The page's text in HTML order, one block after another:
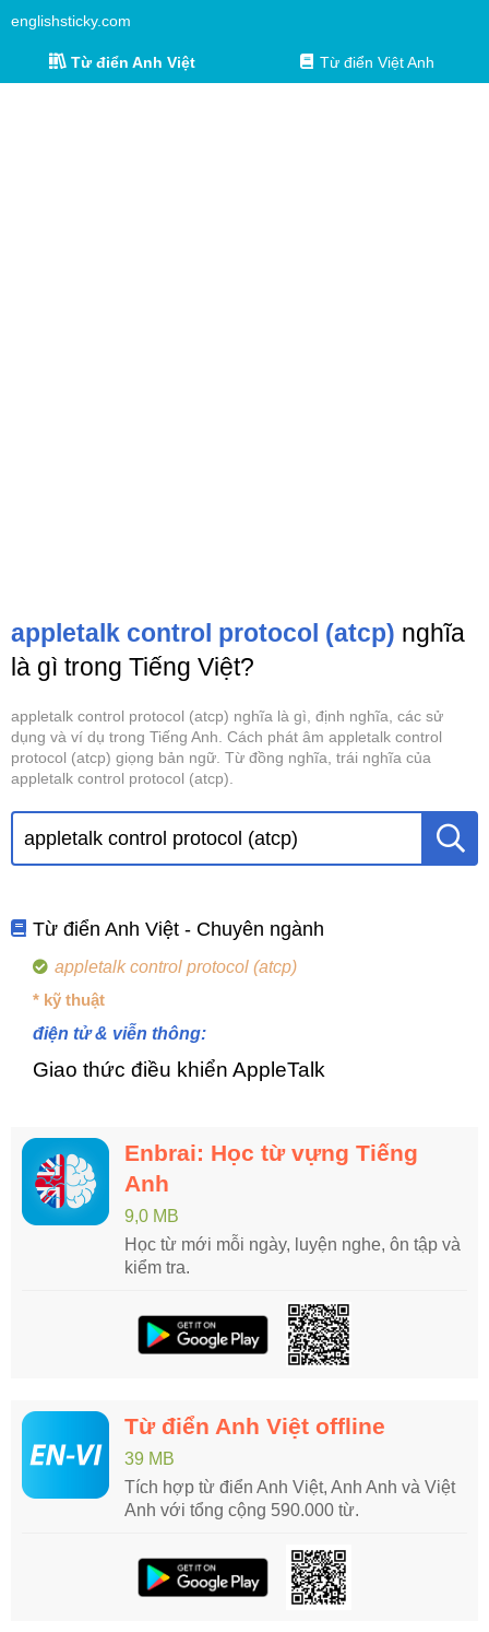
englishsticky.com
Từ điển Anh Việt Từ điển Việt Anh
appletalk control protocol (atcp) nghĩa
là gì trong Tiếng Việt?
appletalk control protocol (atcp) nghĩa là gì, định nghĩa, các sử
dụng và ví dụ trong Tiếng Anh. Cách phát âm appletalk control
protocol (atcp) giọng bản ngữ. Từ đồng nghĩa, trái nghĩa của
appletalk control protocol (atcp).
Từ điển Anh Việt - Chuyên ngành
appletalk control protocol (atcp)
* kỹ thuật
điện tử & viễn thông:
Giao thức điều khiển AppleTalk
Enbrai: Học từ vựng Tiếng
Anh
9,0 MB
Học từ mới mỗi ngày, luyện nghe, ôn tập và
kiểm tra.
Từ điển Anh Việt offline
39 MB
Tích hợp từ điển Anh Việt, Anh Anh và Việt
Anh với tổng cộng 590.000 từ.